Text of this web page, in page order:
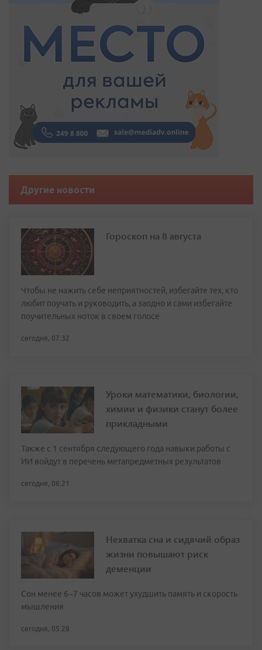
Другие новости
Гороскоп на 8 августа
Чтобы не нажить себе неприятностей, избегайте тех, кто
любит поучать и руководить, а заодно и сами избегайте
поучительных ноток в своем голосе
сегодня, 07:32
Уроки математики, биологии,
химии и физики станут более
прикладными
Также с 1 сентября следующего года навыки работы с
ИИ войдут в перечень метапредметных результатов
сегодня, 06:21
Нехватка сна и сидячий образ
жизни повышают риск
деменции
Сон менее 6–7 часов может ухудшить память и скорость
мышления
сегодня, 05:28